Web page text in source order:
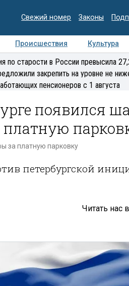
Свежий номер Законы
Происшествия Культура
Интервью
по старости в России превысила
закрепить на уровне не
пенсионеров с 1 августа
появился
за платную парковку
петербургской
Читать нас в